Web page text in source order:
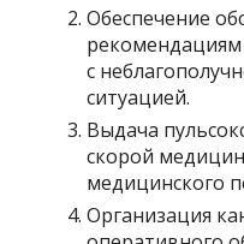
Обеспечение
с
ситуацией.
Выдача
скорой
медицинского
Организация